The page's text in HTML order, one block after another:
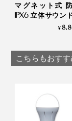
マグネット式
IPX6 立体サウンド
Bluetooth デュア
¥
こちらもおすす